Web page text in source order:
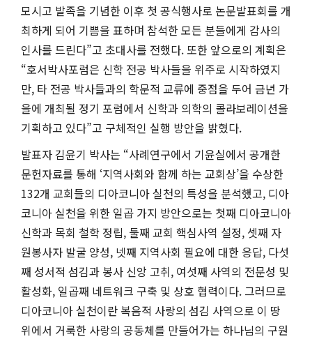
모시고 발족을 기념한 이후 첫 공식행사로 논문발표회를 개
최하게 되어 기쁨을 표하며 참석한 모든 분들에게 감사의
인사를 드린다”고 초대사를 전했다. 또한 앞으로의 계획은
“호서박사포럼은 신학 전공 박사들을 위주로 시작하였지
만, 타 전공 박사들과의 학문적 교류에 중점을 두어 금년 가
을에 개최될 정기 포럼에서 신학과 의학의 콜라보레이션을
기획하고 있다”고 구체적인 실행 방안을 밝혔다.
발표자 김윤기 박사는 “사례연구에서 기윤실에서 공개한
문헌자료를 통해 ‘지역사회와 함께 하는 교회상’을 수상한
132개 교회들의 디아코니아 실천의 특성을 분석했고, 디아
코니아 실천을 위한 일곱 가지 방안으로는 첫째 디아코니아
신학과 목회 철학 정립, 둘째 교회 핵심사역 설정, 셋째 자
원봉사자 발굴 양성, 넷째 지역사회 필요에 대한 응답, 다섯
째 성서적 섬김과 봉사 신앙 고취, 여섯째 사역의 전문성 및
활성화, 일곱째 네트워크 구축 및 상호 협력이다. 그러므로
디아코니아 실천이란 복음적 사랑의 섬김 사역으로 이 땅
위에서 거룩한 사랑의 공동체를 만들어가는 하나님의 구원